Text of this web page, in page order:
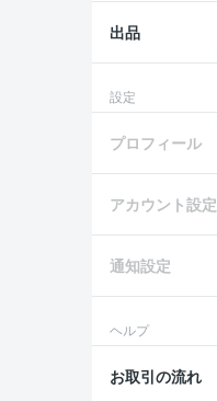
出品
設定
プロフィール
アカウント設定
通知設定
ヘルプ
お取引の流れ